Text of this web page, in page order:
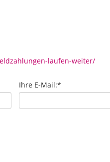
laufen-weiter/
Ihre E-Mail:*